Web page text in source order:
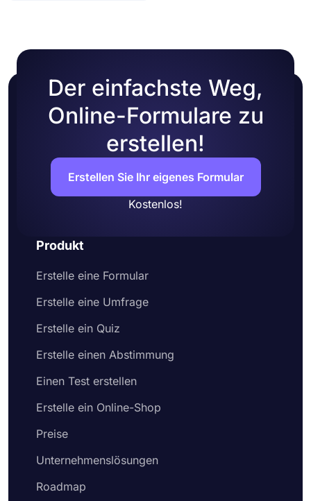
Der einfachste Weg,
Online-Formulare zu
erstellen!
Erstellen Sie Ihr eigenes Formular
Kostenlos!
Produkt
Erstelle eine Formular
Erstelle eine Umfrage
Erstelle ein Quiz
Erstelle einen Abstimmung
Einen Test erstellen
Erstelle ein Online-Shop
Preise
Unternehmenslösungen
Roadmap